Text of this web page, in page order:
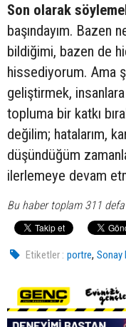
Son olarak
başındayım. Bazen
bildiğimi, bazen de
hissediyorum. Ama
geliştirmek,
topluma bir katkı
değilim; hatalarım,
düşündüğüm
ilerlemeye devam
Bu haber toplam 311
Etiketler : portre,Sonay